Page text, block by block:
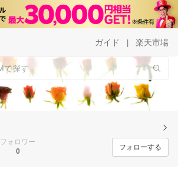
ガイド 楽天市場
フォロワー
0
フォローする